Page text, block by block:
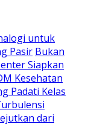
untuk
Pasir Bukan
Siapkan
Kesehatan
Padati Kelas
dari